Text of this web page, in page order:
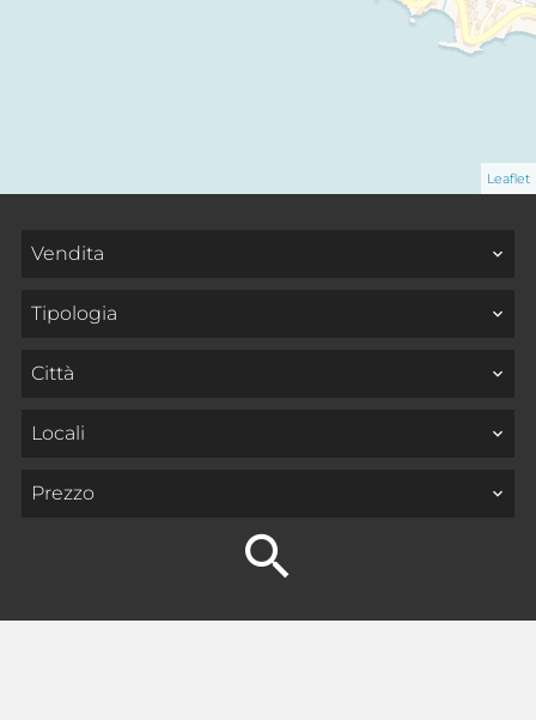
Leaflet
Vendita
Tipologia
Città
Locali
Prezzo